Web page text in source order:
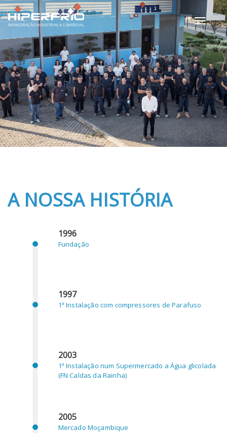
Toggle
A NOSSA HISTÓRIA
1996
Fundação
1997
1ª Instalação com compressores de Parafuso
2003
1ª Instalação num Supermercado a Água glicolada
(FN Caldas da Rainha)
2005
Mercado Moçambique